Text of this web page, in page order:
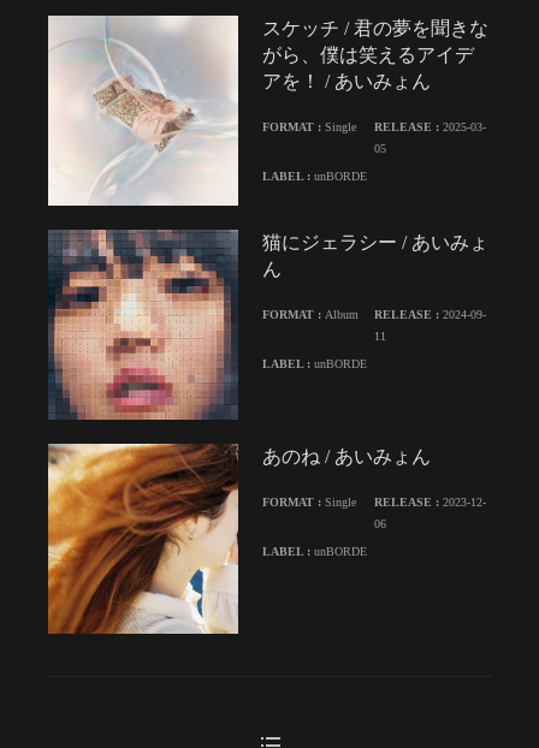
スケッチ / 君の夢を聞きな
がら、僕は笑えるアイデ
アを！ / あいみょん
FORMAT : Single RELEASE :2025-03-
05
LABEL : unBORDE
猫にジェラシー / あいみょ
ん
FORMAT : Album RELEASE :2024-09-
11
LABEL : unBORDE
あのね / あいみょん
FORMAT : Single RELEASE :2023-12-
06
LABEL : unBORDE